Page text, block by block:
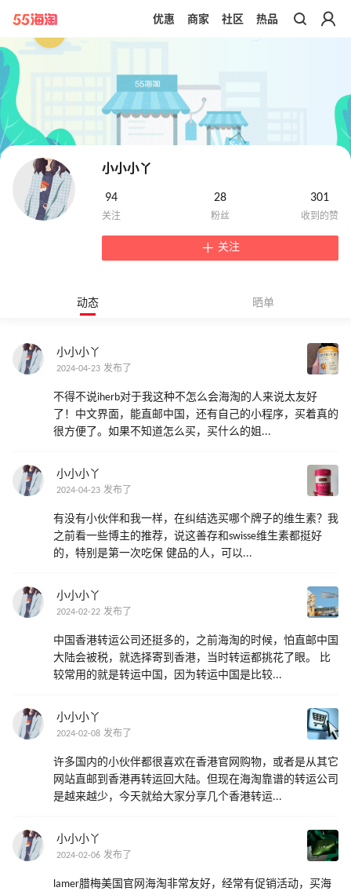
带你去官网买正品
优惠 商家 社区 热品
小小小丫
94 28 301
关注
动态 晒单
小小小丫
2024-04-23 发布了
不得不说iherb对于我这种不怎么会海淘的人来说太友好
了！中文界面，能直邮中国，还有自己的小程序，买着真的
很方便了。如果不知道怎么买，买什么的姐...
小小小丫
2024-04-23 发布了
有没有小伙伴和我一样，在纠结选买哪个牌子的维生素？我
之前看一些博主的推荐，说这善存和swisse维生素都挺好
的，特别是第一次吃保 健品的人，可以...
小小小丫
2024-02-22 发布了
中国香港转运公司还挺多的，之前海淘的时候，怕直邮中国
大陆会被税，就选择寄到香港，当时转运都挑花了眼。 比
较常用的就是转运中国，因为转运中国是比较...
小小小丫
2024-02-08 发布了
许多国内的小伙伴都很喜欢在香港官网购物，或者是从其它
网站直邮到香港再转运回大陆。但现在海淘靠谱的转运公司
是越来越少，今天就给大家分享几个香港转运...
小小小丫
2024-02-06 发布了
lamer腊梅美国官网海淘非常友好，经常有促销活动，买海